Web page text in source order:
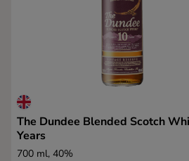
The Dundee Blended Scotch
Years
700 ml, 40%